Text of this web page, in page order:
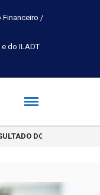
Financeiro /
do ILADT
DO CONCURSO